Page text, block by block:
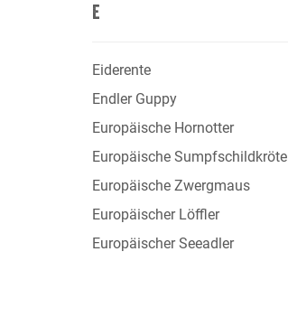
E
Eiderente
Endler Guppy
Europäische Hornotter
Europäische Sumpfschildkröte
Europäische Zwergmaus
Europäischer Löffler
Europäischer Seeadler